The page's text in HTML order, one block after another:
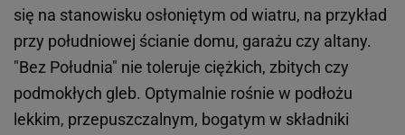
się na stanowisku osłoniętym od wiatru, na przykład
przy południowej ścianie domu, garażu czy altany.
"Bez Południa" nie toleruje ciężkich, zbitych czy
podmokłych gleb. Optymalnie rośnie w podłożu
lekkim, przepuszczalnym, bogatym w składniki